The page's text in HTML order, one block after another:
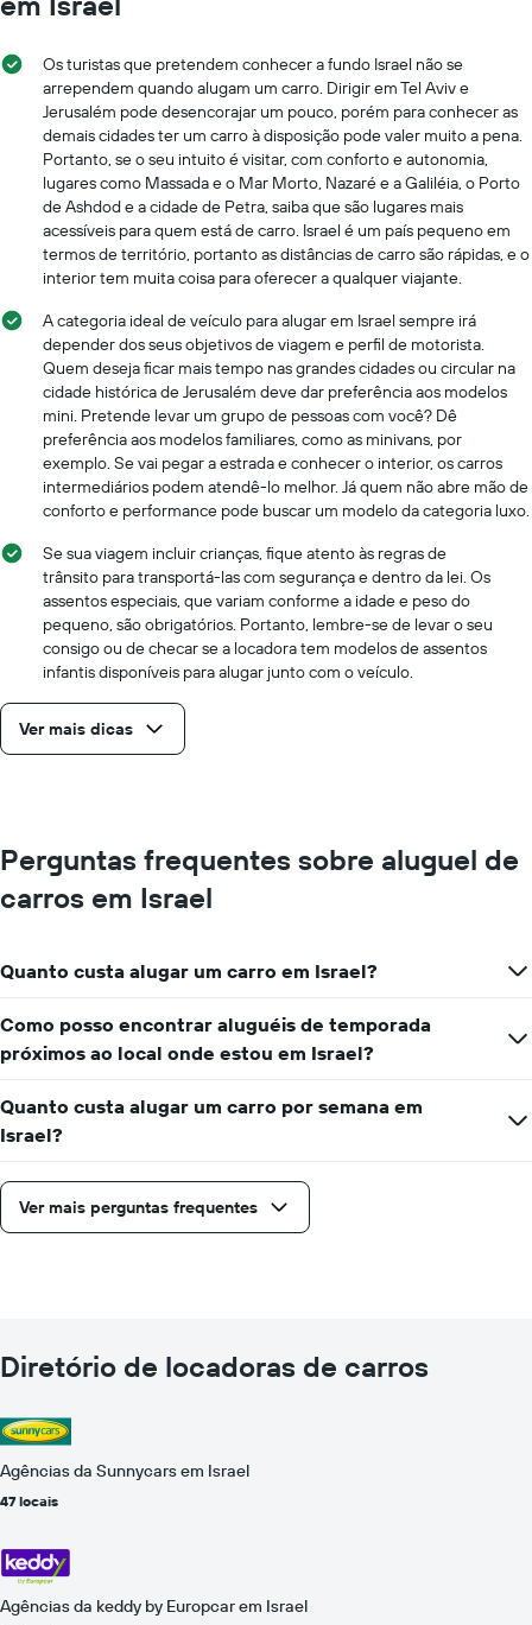
Os turistas que pretendem conhecer a fundo Israel não se
arrependem quando alugam um carro. Dirigir em Tel Aviv e
Jerusalém pode desencorajar um pouco, porém para conhecer as
demais cidades ter um carro à disposição pode valer muito a pena.
Portanto, se o seu intuito é visitar, com conforto e autonomia,
lugares como Massada e o Mar Morto, Nazaré e a Galiléia, o Porto
de Ashdod e a cidade de Petra, saiba que são lugares mais
acessíveis para quem está de carro. Israel é um país pequeno em
termos de território, portanto as distâncias de carro são rápidas, e o
interior tem muita coisa para oferecer a qualquer viajante.
A categoria ideal de veículo para alugar em Israel sempre irá
depender dos seus objetivos de viagem e perfil de motorista.
Quem deseja ficar mais tempo nas grandes cidades ou circular na
cidade histórica de Jerusalém deve dar preferência aos modelos
mini. Pretende levar um grupo de pessoas com você? Dê
preferência aos modelos familiares, como as minivans, por
exemplo. Se vai pegar a estrada e conhecer o interior, os carros
intermediários podem atendê-lo melhor. Já quem não abre mão de
conforto e performance pode buscar um modelo da categoria luxo.
Se sua viagem incluir crianças, fique atento às regras de
trânsito para transportá-las com segurança e dentro da lei. Os
assentos especiais, que variam conforme a idade e peso do
pequeno, são obrigatórios. Portanto, lembre-se de levar o seu
consigo ou de checar se a locadora tem modelos de assentos
infantis disponíveis para alugar junto com o veículo.
Ver mais dicas
Perguntas frequentes sobre aluguel de
carros em Israel
Quanto custa alugar um carro em Israel?
Como posso encontrar aluguéis de temporada
próximos ao local onde estou em Israel?
Quanto custa alugar um carro por semana em
Israel?
Ver mais perguntas frequentes
Diretório de locadoras de carros
Agências da Sunnycars em Israel
47 locais
Agências da keddy by Europcar em Israel